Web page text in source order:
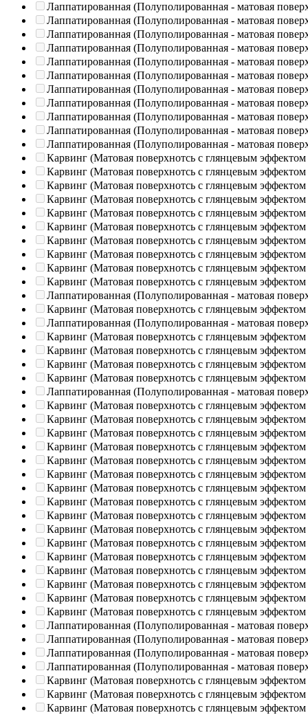
Лаппатированная (Полуполированная - матовая
Лаппатированная (Полуполированная - матовая
Лаппатированная (Полуполированная - матовая
Лаппатированная (Полуполированная - матовая
Лаппатированная (Полуполированная - матовая
Лаппатированная (Полуполированная - матовая
Лаппатированная (Полуполированная - матовая
Лаппатированная (Полуполированная - матовая
Лаппатированная (Полуполированная - матовая
Лаппатированная (Полуполированная - матовая
Лаппатированная (Полуполированная - матовая
Карвинг (Матовая поверхнотсь с глянцевым эффектом
Карвинг (Матовая поверхнотсь с глянцевым эффектом
Карвинг (Матовая поверхнотсь с глянцевым эффектом
Карвинг (Матовая поверхнотсь с глянцевым эффектом
Карвинг (Матовая поверхнотсь с глянцевым эффектом
Карвинг (Матовая поверхнотсь с глянцевым эффектом
Карвинг (Матовая поверхнотсь с глянцевым эффектом
Карвинг (Матовая поверхнотсь с глянцевым эффектом
Карвинг (Матовая поверхнотсь с глянцевым эффектом
Карвинг (Матовая поверхнотсь с глянцевым эффектом
Лаппатированная (Полуполированная - матовая
Карвинг (Матовая поверхнотсь с глянцевым эффектом
Лаппатированная (Полуполированная - матовая
Карвинг (Матовая поверхнотсь с глянцевым эффектом
Карвинг (Матовая поверхнотсь с глянцевым эффектом
Карвинг (Матовая поверхнотсь с глянцевым эффектом
Карвинг (Матовая поверхнотсь с глянцевым эффектом
Лаппатированная (Полуполированная - матовая
Карвинг (Матовая поверхнотсь с глянцевым эффектом
Карвинг (Матовая поверхнотсь с глянцевым эффектом
Карвинг (Матовая поверхнотсь с глянцевым эффектом
Карвинг (Матовая поверхнотсь с глянцевым эффектом
Карвинг (Матовая поверхнотсь с глянцевым эффектом
Карвинг (Матовая поверхнотсь с глянцевым эффектом
Карвинг (Матовая поверхнотсь с глянцевым эффектом
Карвинг (Матовая поверхнотсь с глянцевым эффектом
Карвинг (Матовая поверхнотсь с глянцевым эффектом
Карвинг (Матовая поверхнотсь с глянцевым эффектом
Карвинг (Матовая поверхнотсь с глянцевым эффектом
Карвинг (Матовая поверхнотсь с глянцевым эффектом
Карвинг (Матовая поверхнотсь с глянцевым эффектом
Карвинг (Матовая поверхнотсь с глянцевым эффектом
Карвинг (Матовая поверхнотсь с глянцевым эффектом
Карвинг (Матовая поверхнотсь с глянцевым эффектом
Лаппатированная (Полуполированная - матовая
Лаппатированная (Полуполированная - матовая
Лаппатированная (Полуполированная - матовая
Лаппатированная (Полуполированная - матовая
Карвинг (Матовая поверхнотсь с глянцевым эффектом
Карвинг (Матовая поверхнотсь с глянцевым эффектом
Карвинг (Матовая поверхнотсь с глянцевым эффектом